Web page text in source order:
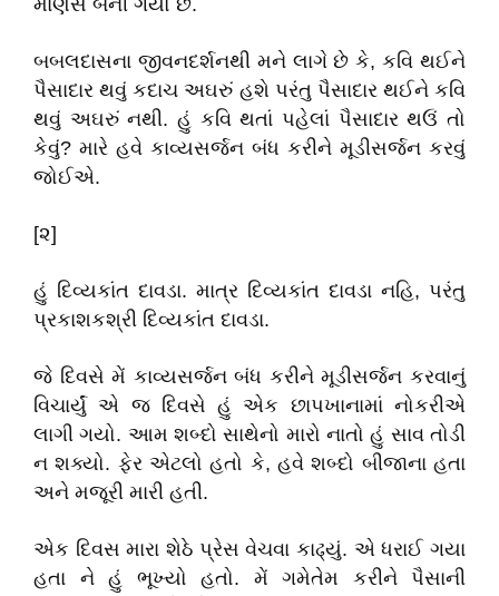
માણસ બની ગયો છે.
બબલદાસના જીવનદર્શનથી મને લાગે છે કે, કવિ થઈને
પૈસાદાર થવું કદાચ અઘરું હશે પરંતુ પૈસાદાર થઈને કવિ
થવું અઘરું નથી. હું કવિ થતાં પહેલાં પૈસાદાર થઉં તો
કેવું? મારે હવે કાવ્યસર્જન બંધ કરીને મૂડીસર્જન કરવું
જોઈએ.
[૨]
હું દિવ્યકાંત દાવડા. માત્ર દિવ્યકાંત દાવડા નહિ, પરંતુ
પ્રકાશકશ્રી દિવ્યકાંત દાવડા.
જે દિવસે મેં કાવ્યસર્જન બંધ કરીને મૂડીસર્જન કરવાનું
વિચાર્યું એ જ દિવસે હું એક છાપખાનામાં નોકરીએ
લાગી ગયો. આમ શબ્દો સાથેનો મારો નાતો હું સાવ તોડી
ન શક્યો. ફેર એટલો હતો કે, હવે શબ્દો બીજાના હતા
અને મજૂરી મારી હતી.
એક દિવસ મારા શેઠે પ્રેસ વેચવા કાઢ્યું. એ ધરાઈ ગયા
હતા ને હું ભૂખ્યો હતો. મેં ગમેતેમ કરીને પૈસાની